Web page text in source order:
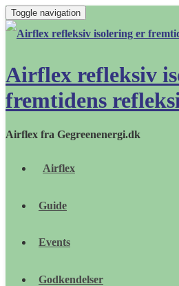
Toggle navigation
Airflex refleksiv
fremtidens
Airflex fra Gegreenenergi.dk
Airflex
Guide
Events
Godkendelser